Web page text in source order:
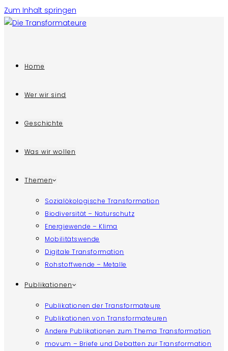
Zum Inhalt springen
Home
Wer wir sind
Geschichte
Was wir wollen
Themen
Sozialökologische Transformation
Biodiversität – Naturschutz
Energiewende – Klima
Mobilitätswende
Digitale Transformation
Rohstoffwende – Metalle
Publikationen
Publikationen der Transformateure
Publikationen von Transformateuren
Andere Publikationen zum Thema Transformation
movum – Briefe und Debatten zur Transformation